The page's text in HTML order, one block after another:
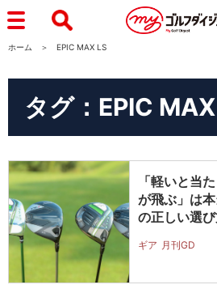
ホーム EPIC MAX LS
タグ：EPIC
「軽いと当
が飛ぶ」は
の正しい選
ギア 月刊GD